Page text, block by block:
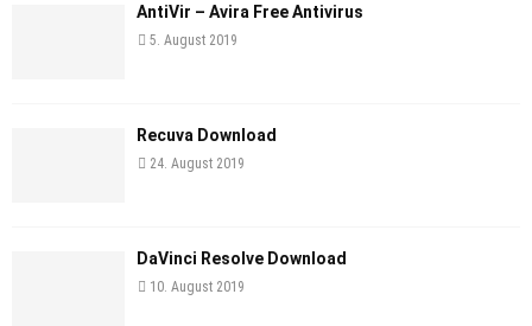
AntiVir – Avira Free Antivirus
5. August 2019
Recuva Download
24. August 2019
DaVinci Resolve Download
10. August 2019